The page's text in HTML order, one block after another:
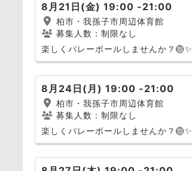
8月21日(金) 19:00 -21:00
柏市・我孫子市周辺体育館
募集人数：制限なし
楽しくバレーボールしませんか？🏐✨
8月24日(月) 19:00 -21:00
柏市・我孫子市周辺体育館
募集人数：制限なし
楽しくバレーボールしませんか？🏐✨